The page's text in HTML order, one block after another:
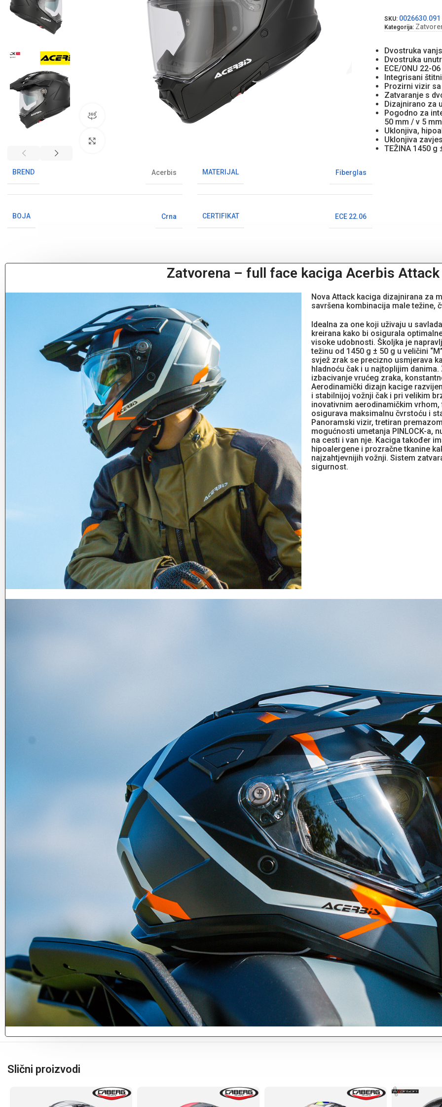
360° pregled proizvoda
BREND Acerbis MATERIJAL Fiberglas
BOJA Crna CERTIFIKAT ECE 22.06
SKU: 0026630.091
Kategorija:
Dvostruka
Dvostruka
ECE/ONU 22-
Integrisani
Prozirni vizir
Zatvaranje s
Dizajnirano za
Pogodno za
50 mm / v 5
Uklonjiva,
Uklonjiva
TEŽINA 1450 g
Zatvorena – full face kaciga Acerbis Attack
Nova Attack kaciga dizajnirana za
savršena kombinacija male težine,
Idealna za one koji uživaju u
kreirana kako bi osigurala
visoke udobnosti. Školjka je
težinu od 1450 g ± 50 g u veličini
svjež zrak se precizno usmjerava
hladnoću čak i u najtoplijim
izbacivanje vrućeg zraka,
Aerodinamički dizajn kacige
i stabilnijoj vožnji čak i pri velikim
inovativnim aerodinamičkim
osigurava maksimalnu čvrstoću i
Panoramski vizir, tretiran
mogućnosti umetanja PINLOCK-a,
na cesti i van nje. Kaciga također
hipoalergene i prozračne tkanine
najzahtjevnijih vožnji. Sistem
sigurnost.
Slični proizvodi